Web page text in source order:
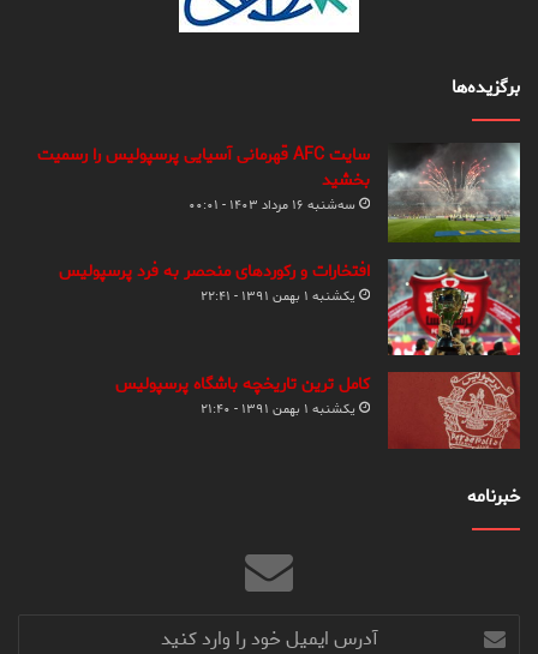
برگزیده‌ها
سایت AFC قهرمانی آسیایی پرسپولیس را رسمیت
بخشید
سه‌شنبه ۱۶ مرداد ۱۴۰۳ - ۰۰:۰۱
افتخارات و رکوردهای منحصر به فرد پرسپولیس
یکشنبه ۱ بهمن ۱۳۹۱ - ۲۲:۴۱
کامل ترین تاریخچه باشگاه پرسپولیس
یکشنبه ۱ بهمن ۱۳۹۱ - ۲۱:۴۰
خبرنامه
آدرس